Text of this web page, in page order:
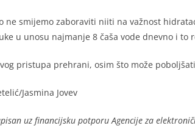
ne smijemo zaboraviti niiti na važnost
u unosu najmanje 8 čaša vode dnevno i to
pristupa prehrani, osim što može
Jasmina Jovev
uz financijsku potporu Agencije za